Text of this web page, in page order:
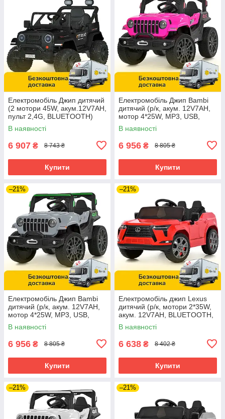
Електромобіль Джип дитячий
(2 мотори 45W, акум.12V7AH,
пульт 2,4G, BLUETOOTH)
Bambi M 6289EBLR-2 Чорний
В наявності
6 907 ₴ 8 743 ₴
Купити
Електромобіль Джип Bambi
дитячий (р/к, акум. 12V7AH,
мотор 4*25W, MP3, USB,
BLUETOOTH) M 6357EBLR-8
Рожевий
В наявності
6 956 ₴ 8 805 ₴
Купити
–21%
Електромобіль Джип Bambi
дитячий (р/к, акум. 12V7AH,
мотор 4*25W, MP3, USB,
BLUETOOTH) M 6357EBLR-
11 Сірий
В наявності
6 956 ₴ 8 805 ₴
Купити
–21%
Електромобіль джип Lexus
дитячий (р/к, мотори 2*35W,
акум. 12V7AH, BLUETOOTH,
MP3, USB) Bambi M
6410EBLR-3 Червоний
В наявності
6 638 ₴ 8 402 ₴
Купити
–21% –21%